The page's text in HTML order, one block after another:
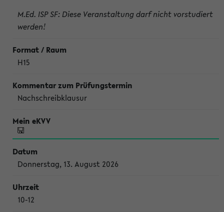
M.Ed. ISP SF: Diese Veranstaltung darf nicht vorstudiert
werden!
H15
Nachschreibklausur
Donnerstag, 13. August 2026
10-12